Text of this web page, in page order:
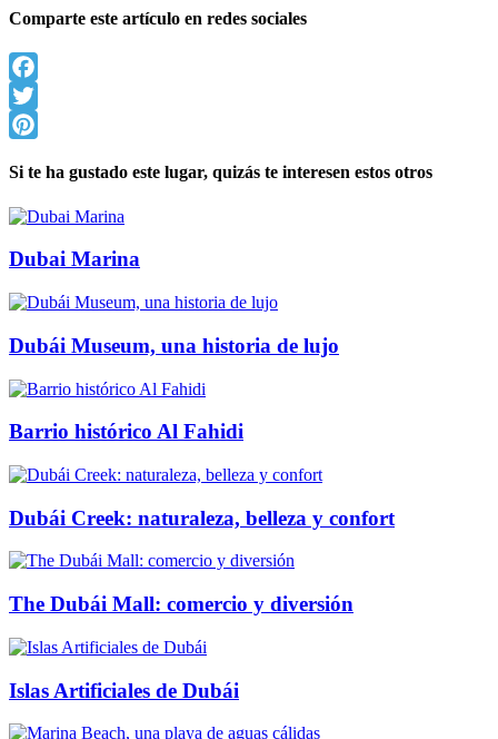
Comparte este artículo en redes sociales
Facebook
Twitter
Si te ha gustado este lugar, quizás te interesen estos otros
Dubai Marina
Dubái Museum, una historia de lujo
Barrio histórico Al Fahidi
Dubái Creek: naturaleza, belleza y confort
The Dubái Mall: comercio y diversión
Islas Artificiales de Dubái